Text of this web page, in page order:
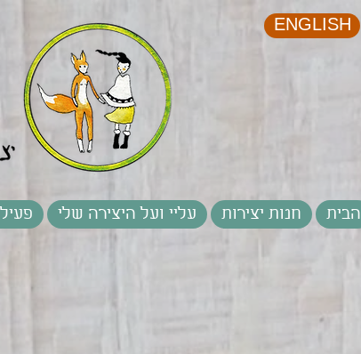
ENGLISH
הבית חנות יצירות עליי ועל היצירה שלי